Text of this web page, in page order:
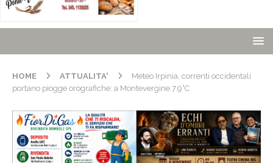
HOME ATTUALITA'
Meteo Irpinia, correnti occidentali
portano piogge orografiche: a Montevergine 7.9°C